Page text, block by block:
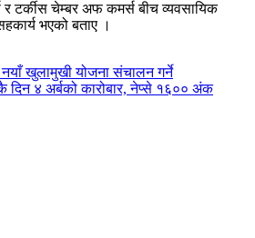
टर्कीस चेम्बर अफ कमर्स बीच व्यवसायिक
भएको बताए ।
खुलामुखी योजना संचालन गर्ने
दिन ४ अर्बको कारोबार, नेप्से १६०० अंक